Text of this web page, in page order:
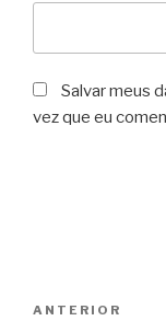
Salvar meus
vez que eu
Post
ANTERIOR